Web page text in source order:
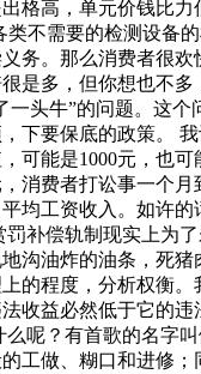
高，单元价钱比
不需要的检测设备
。那么消费者很
多，但你想也不
头牛”的问题。这
要保底的政策。
能是1000元，也
费者打讼事一个
均工资收入。如许
补偿轨制现实上为
油炸的油条，死
程度，分析权衡
益必然低于它的
呢？有首歌的名字
做、糊口和进修